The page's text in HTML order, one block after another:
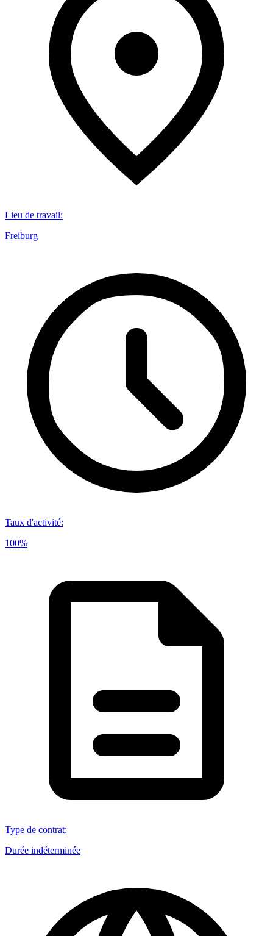
Lieu de travail:
Freiburg
Taux d'activité:
100%
Type de contrat:
Durée indéterminée